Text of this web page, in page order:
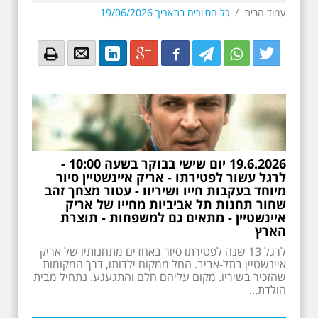
עמוד הבית / כל הסיורים בתאריך 19/06/2026
Twitter
Twitter
Twitter
Facebook
Google+
LinkedIn
Email
Email
19.6.2026 יום שישי בבוקר בשעה 10:00 -
לרגל עשור לפטירתו - אריק איינשטיין סיור
מיוחד בעקבות חייו ושיריוו - עטור מצחך זהב
שחור תחנות תל אביביות מחייו של אריק
איינשטיין - מתאים גם למשפחות - תוצרת
הארץ
לרגל 13 שנה לפטירתו סיור באחדים מתחנותיו של אריק
איינשטיין בתל-אביב. החל ממקום ילדותו, דרך המקומות
שהזכיר בשיריו. מקום עליהם חלם והתגעגע. נתחיל מבית
הולדת...